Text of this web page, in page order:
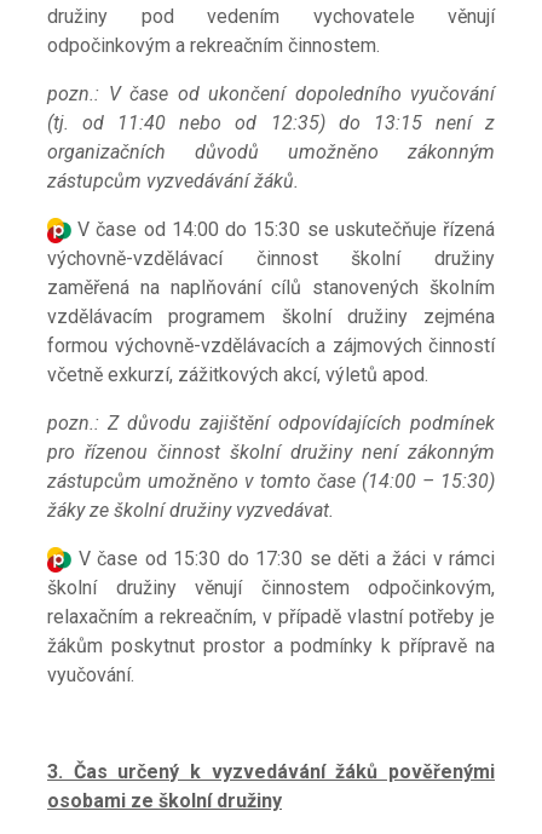
družiny pod vedením vychovatele věnují
odpočinkovým a rekreačním činnostem.
pozn.: V čase od ukončení dopoledního vyučování
(tj. od 11:40 nebo od 12:35) do 13:15 není z
organizačních důvodů umožněno zákonným
zástupcům vyzvedávání žáků.
V čase od 14:00 do 15:30 se uskutečňuje řízená
výchovně-vzdělávací činnost školní družiny
zaměřená na naplňování cílů stanovených školním
vzdělávacím programem školní družiny zejména
formou výchovně-vzdělávacích a zájmových činností
včetně exkurzí, zážitkových akcí, výletů apod.
pozn.: Z důvodu zajištění odpovídajících podmínek
pro řízenou činnost školní družiny není zákonným
zástupcům umožněno v tomto čase (14:00 – 15:30)
žáky ze školní družiny vyzvedávat.
V čase od 15:30 do 17:30 se děti a žáci v rámci
školní družiny věnují činnostem odpočinkovým,
relaxačním a rekreačním, v případě vlastní potřeby je
žákům poskytnut prostor a podmínky k přípravě na
vyučování.
3. Čas určený k vyzvedávání žáků pověřenými
osobami ze školní družiny